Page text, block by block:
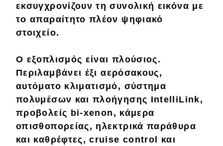
Αγώνες
WRC
Motorsport
Eco
Νέα
εκσυγχρονίζουν τη συνολική εικόνα με
τo απαραίτητο πλέον ψηφιακό
στοιχείο.
Ο εξοπλισμός είναι πλούσιος.
Περιλαμβάνει έξι αερόσακους,
αυτόματο κλιματισμό, σύστημα
πολυμέσων και πλοήγησης IntelliLink,
προβολείς bi-xenon , κάμερα
οπισθοπορείας, ηλεκτρικά παράθυρα
και καθρέφτες,cruise control και